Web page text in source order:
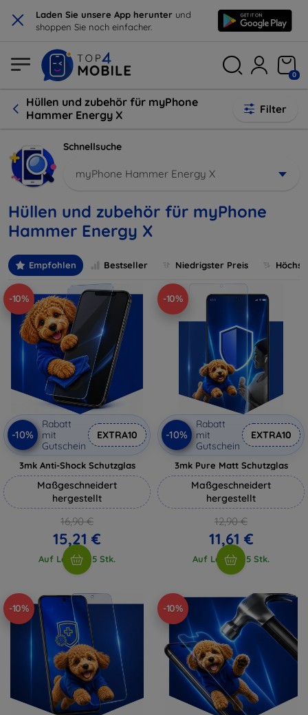
× Laden Sie unsere App herunter und
shoppen Sie noch einfacher.
0
Hüllen und zubehör für myPhone
Hammer Energy X
Filter
Schnellsuche
myPhone Hammer Energy X
Hüllen und zubehör für myPhone
Hammer Energy X
Empfohlen Bestseller Niedrigster Preis
-10%
-10%
Rabatt
mit
Gutschein
EXTRA10
3mk Anti-Shock Schutzglas
Maßgeschneidert
hergestellt
16,90 €
15,21 €
Auf Lager > 5 Stk.
-10%
-10%
Rabatt
mit
Gutschein
EXTRA10
3mk Pure Matt Schutzglas
Maßgeschneidert
hergestellt
12,90 €
11,61 €
Auf Lager > 5 Stk.
-10% -10%